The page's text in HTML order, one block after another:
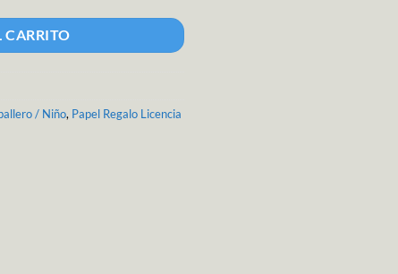
CARRITO
/ Niño, Papel Regalo Licencia